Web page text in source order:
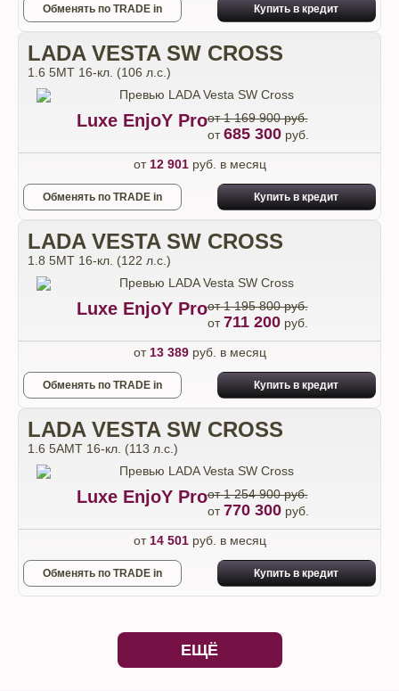
Обменять по TRADE in Купить в кредит
LADA VESTA SW CROSS
1.6 5MT 16-кл. (106 л.с.)
Luxe EnjoY Proот 1 169 900 руб.
от685 300руб.
от 12 901руб. в месяц
Обменять по TRADE in Купить в кредит
LADA VESTA SW CROSS
1.8 5MT 16-кл. (122 л.с.)
Luxe EnjoY Proот 1 195 800 руб.
от711 200руб.
от 13 389руб. в месяц
Обменять по TRADE in Купить в кредит
LADA VESTA SW CROSS
1.6 5AMT 16-кл. (113 л.с.)
Luxe EnjoY Proот 1 254 900 руб.
от770 300руб.
от 14 501руб. в месяц
Обменять по TRADE in Купить в кредит
ЕЩЁ